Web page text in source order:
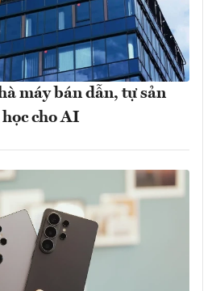
máy bán dẫn, tự sản
cho AI